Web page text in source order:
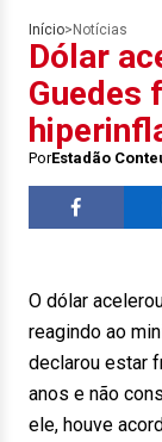
Início> Notícias
Dólar
Guedes
PorEstadão
O dólar
reagindo ao
declarou estar
anos e não
ele, houve